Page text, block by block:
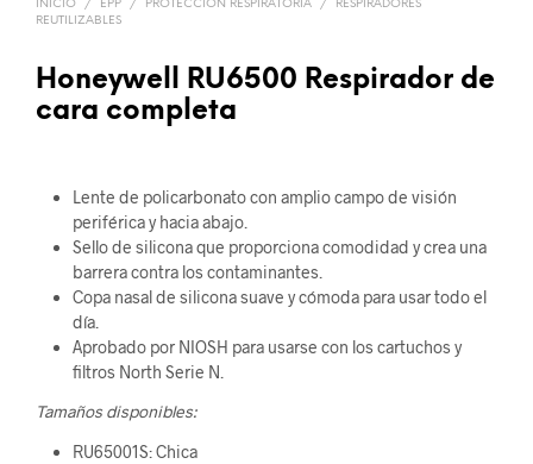
INICIO / EPP / PROTECCIÓN RESPIRATORIA /
RESPIRADORES
REUTILIZABLES
Honeywell RU6500 Respirador de
cara completa
Lente de policarbonato con amplio campo de visión
periférica y hacia abajo.
Sello de silicona que proporciona comodidad y crea una
barrera contra los contaminantes.
Copa nasal de silicona suave y cómoda para usar todo el
día.
Aprobado por NIOSH para usarse con los cartuchos y
filtros North Serie N.
Tamaños disponibles:
RU65001S: Chica